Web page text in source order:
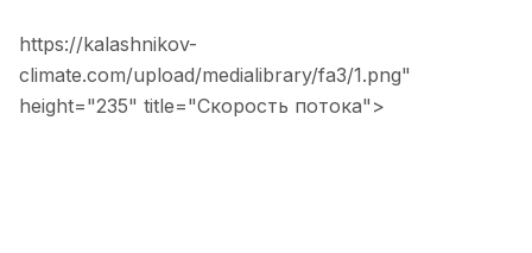
https://kalashnikov-
climate.com/upload/medialibrary/fa3/1.png"
height="235" title="Скорость потока">